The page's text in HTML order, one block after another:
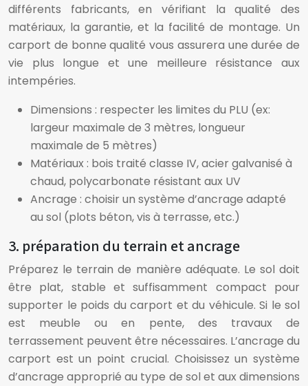
différents fabricants, en vérifiant la qualité des
matériaux, la garantie, et la facilité de montage. Un
carport de bonne qualité vous assurera une durée de
vie plus longue et une meilleure résistance aux
intempéries.
Dimensions : respecter les limites du PLU (ex:
largeur maximale de 3 mètres, longueur
maximale de 5 mètres)
Matériaux : bois traité classe IV, acier galvanisé à
chaud, polycarbonate résistant aux UV
Ancrage : choisir un système d’ancrage adapté
au sol (plots béton, vis à terrasse, etc.)
3. préparation du terrain et ancrage
Préparez le terrain de manière adéquate. Le sol doit
être plat, stable et suffisamment compact pour
supporter le poids du carport et du véhicule. Si le sol
est meuble ou en pente, des travaux de
terrassement peuvent être nécessaires. L’ancrage du
carport est un point crucial. Choisissez un système
d’ancrage approprié au type de sol et aux dimensions